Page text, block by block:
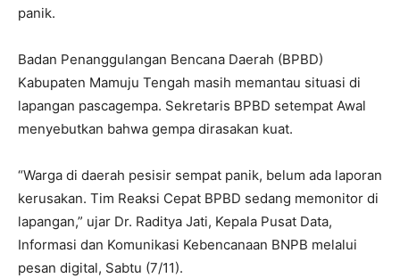
panik.
Badan Penanggulangan Bencana Daerah (BPBD)
Kabupaten Mamuju Tengah masih memantau situasi di
lapangan pascagempa. Sekretaris BPBD setempat Awal
menyebutkan bahwa gempa dirasakan kuat.
“Warga di daerah pesisir sempat panik, belum ada laporan
kerusakan. Tim Reaksi Cepat BPBD sedang memonitor di
lapangan,” ujar Dr. Raditya Jati, Kepala Pusat Data,
Informasi dan Komunikasi Kebencanaan BNPB melalui
pesan digital, Sabtu (7/11).